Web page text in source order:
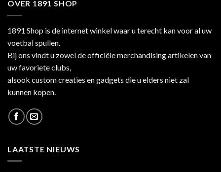
OVER 1891 SHOP
1891 Shop is de internet winkel waar u terecht kan voor al uw
voetbal spullen.
Bij ons vindt u zowel de officiële merchandising artikelen van
uw favoriete clubs,
alsook custom creaties en gadgets die u elders niet zal
kunnen kopen.
LAATSTE NIEUWS